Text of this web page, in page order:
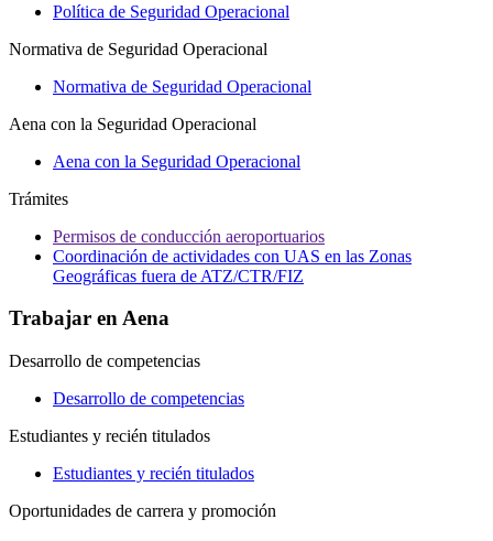
Política de Seguridad Operacional
Normativa de Seguridad Operacional
Normativa de Seguridad Operacional
Aena con la Seguridad Operacional
Aena con la Seguridad Operacional
Trámites
Permisos de conducción aeroportuarios
Coordinación de actividades con UAS en las Zonas
Geográficas fuera de ATZ/CTR/FIZ
Trabajar en Aena
Desarrollo de competencias
Desarrollo de competencias
Estudiantes y recién titulados
Estudiantes y recién titulados
Oportunidades de carrera y promoción